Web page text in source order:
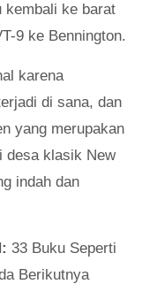
kembali ke barat
9 ke Bennington.
karena
di sana, dan
yang merupakan
desa klasik New
indah dan
33 Buku Seperti
Berikutnya